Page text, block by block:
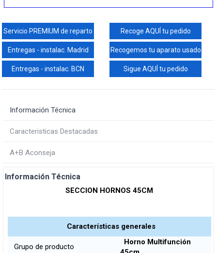
Servicio PREMIUM de reparto Recoge AQUÍ tu pedido
Entregas - instalac. Madrid Recogemos tu aparato usado
Entregas - instalac. BCN Sigue AQUÍ tu pedido
Información Técnica
Caracteristicas Destacadas
A+B Aconseja
Información Técnica
SECCION HORNOS 45CM
Características generales
Grupo de producto
Horno Multifunción